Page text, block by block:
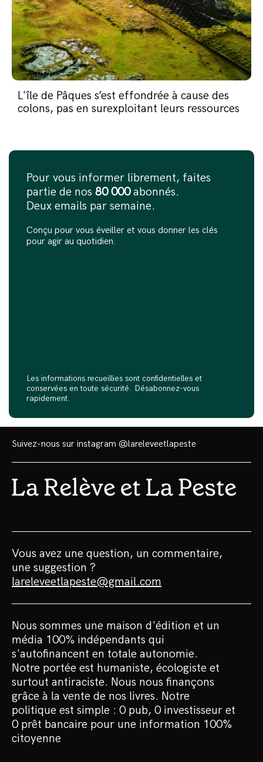
L'île de Pâques s’est effondrée à cause des
colons, pas en surexploitant leurs ressources
Pour vous informer librement, faites
partie de nos 80 000abonnés.
Deux emails par semaine.
Conçu pour vous éveiller et vous donner les clés
pour agir au quotidien.
Les informations recueillies sont confidentielles et
conservées en toute sécurité. Désabonnez-vous
rapidement.
Suivez-nous sur instagram @lareleveetlapeste
Vous avez une question, un commentaire,
une suggestion ?
lareleveetlapeste@gmail.com
Nous sommes une maison d'édition et un
média 100% indépendants qui
s'autofinancent en totale autonomie.
Notre portée est humaniste, écologiste et
surtout antiraciste. Nous nous finançons
grâce à la vente de nos livres. Notre
politique est simple : 0 pub, 0 investisseur et
0 prêt bancaire pour une information 100%
citoyenne